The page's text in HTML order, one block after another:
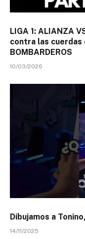
LIGA 1: ALIANZA
contra las cuerdas
BOMBARDEROS
10/03/2026
Dibujamos a
14/11/2025